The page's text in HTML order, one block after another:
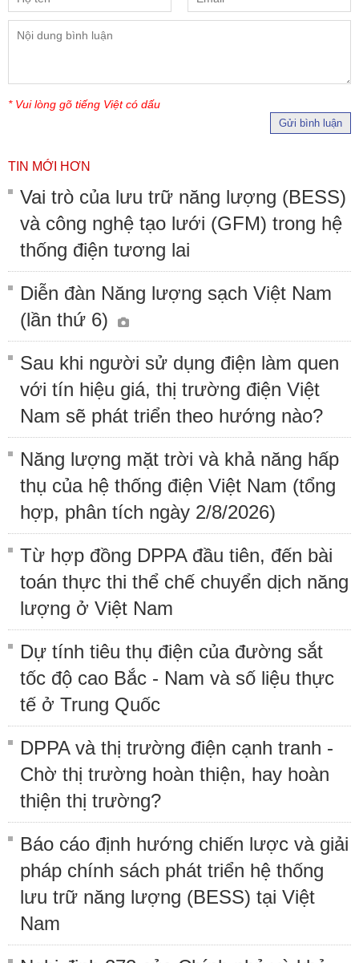
* Vui lòng gõ tiếng Việt có dấu
Gửi bình luận
TIN MỚI HƠN
Vai trò của lưu trữ năng lượng (BESS)
và công nghệ tạo lưới (GFM) trong hệ
thống điện tương lai
Diễn đàn Năng lượng sạch Việt Nam
(lần thứ 6)
Sau khi người sử dụng điện làm quen
với tín hiệu giá, thị trường điện Việt
Nam sẽ phát triển theo hướng nào?
Năng lượng mặt trời và khả năng hấp
thụ của hệ thống điện Việt Nam (tổng
hợp, phân tích ngày 2/8/2026)
Từ hợp đồng DPPA đầu tiên, đến bài
toán thực thi thể chế chuyển dịch năng
lượng ở Việt Nam
Dự tính tiêu thụ điện của đường sắt
tốc độ cao Bắc - Nam và số liệu thực
tế ở Trung Quốc
DPPA và thị trường điện cạnh tranh -
Chờ thị trường hoàn thiện, hay hoàn
thiện thị trường?
Báo cáo định hướng chiến lược và giải
pháp chính sách phát triển hệ thống
lưu trữ năng lượng (BESS) tại Việt
Nam